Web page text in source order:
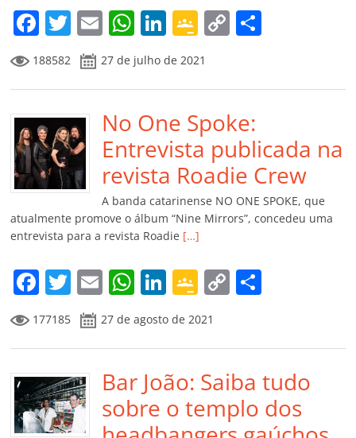
m
F
a
c
e
b
o
o
k
T
w
itt
er
E
m
ai
l
W
h
at
s
A
p
p
Li
n
k
e
dI
n
G
o
o
gl
e
Cl
a
ss
ro
o
m
C
y
Li
n
k
p
til
h
ar
188582 27 de julho de 2021
No One Spoke:
Entrevista publicada na
revista Roadie Crew
A banda catarinense NO ONE SPOKE, que
atualmente promove o álbum “Nine Mirrors”, concedeu uma
entrevista para a revista Roadie […]
F
a
c
e
b
o
T
w
itt
er
E
m
ai
l
W
at
s
A
p
Li
n
k
e
dI
n
G
o
o
gl
e
Cl
C
y
Li
n
p
ar
til
177185 27 de agosto de 2021
Bar João: Saiba tudo
sobre o templo dos